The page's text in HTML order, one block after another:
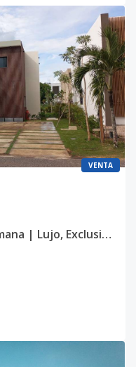
VENTA
🏝️✨ Villa en Playa Nueva Romana | Lujo, Exclusividad y Confort ✨🏡